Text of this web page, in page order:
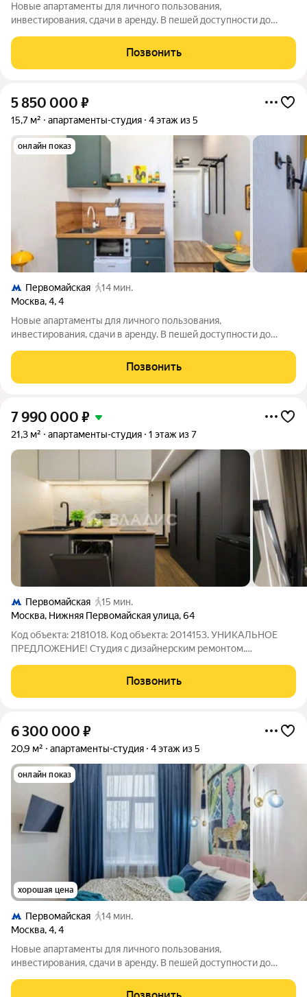
Новые апартаменты для личного пользования,
инвестирования, сдачи в аренду. В пешей доступности до
входной группой в помещения-студии.
Позвонить
5 850 000 ₽
15,7 м² апартаменты-студия 4 этаж из 5
онлайн показ
Первомайская
14 мин.
Москва,4,4
Новые апартаменты для личного пользования,
инвестирования, сдачи в аренду. В пешей доступности до
входной группой в помещения-студии.
Позвонить
7 990 000 ₽
21,3 м² апартаменты-студия 1 этаж из 7
Первомайская
15 мин.
Москва, Нижняя Первомайская улица,64
Код объекта: 2181018. Код объекта: 2014153. УНИКАЛЬНОЕ
ПРЕДЛОЖЕНИЕ! Студия с дизайнерским ремонтом.
отдельным кадастровым номером (НЕ долевая ) и с
возможностью регистрации. Вариант для: инвестиций, для
Позвонить
6 300 000 ₽
20,9 м² апартаменты-студия 4 этаж из 5
онлайн показ
хорошая цена
Первомайская
14 мин.
Москва,4,4
Новые апартаменты для личного пользования,
инвестирования, сдачи в аренду. В пешей доступности до